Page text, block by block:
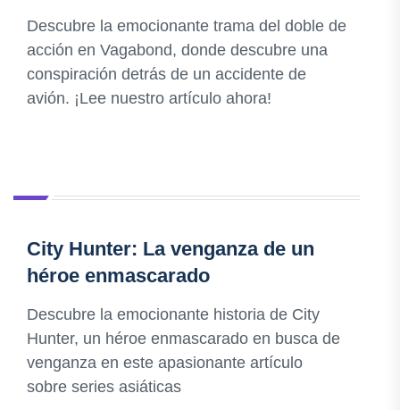
Descubre la emocionante trama del doble de
acción en Vagabond, donde descubre una
conspiración detrás de un accidente de
avión. ¡Lee nuestro artículo ahora!
City Hunter: La venganza de un
héroe enmascarado
Descubre la emocionante historia de City
Hunter, un héroe enmascarado en busca de
venganza en este apasionante artículo
sobre series asiáticas